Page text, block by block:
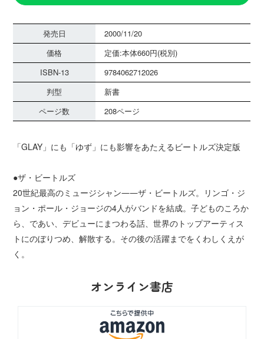
発売日
2000/11/20
価格
定価:本体660円(税別)
ISBN-13
9784062712026
判型
新書
ページ数
208ページ
「GLAY」にも「ゆず」にも影響をあたえるビートルズ決定版
●ザ・ビートルズ
20世紀最高のミュージシャン――ザ・ビートルズ。リンゴ・ジ
ョン・ポール・ジョージの4人がバンドを結成。子どものころか
ら、であい、デビューにまつわる話、世界のトップアーティス
トにのぼりつめ、解散する。その後の活躍までをくわしくえが
く。
オンライン書店